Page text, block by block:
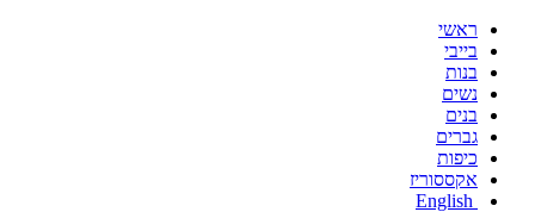
ראשי
בייבי
בנות
נשים
בנים
גברים
כיפות
אקססוריז
English